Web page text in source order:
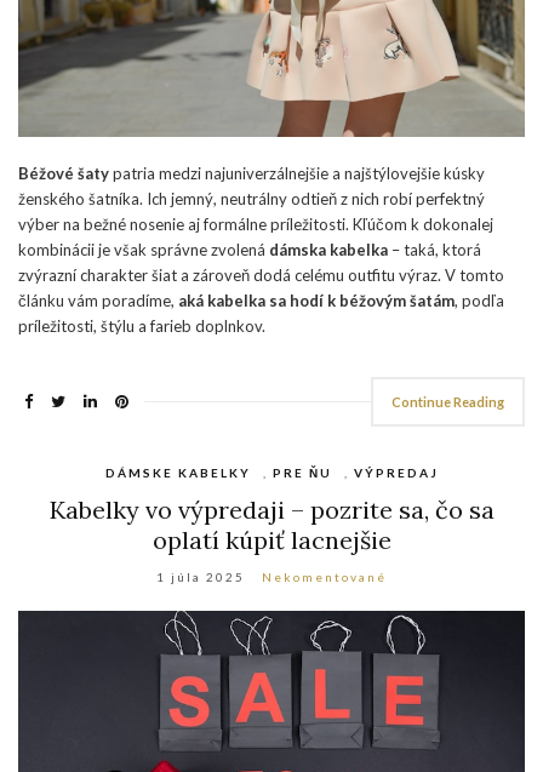
Béžové šatypatria medzi najuniverzálnejšie a najštýlovejšie kúsky
ženského šatníka. Ich jemný, neutrálny odtieň z nich robí perfektný
výber na bežné nosenie aj formálne príležitosti. Kľúčom k dokonalej
kombinácii je však správne zvolená dámska kabelka – taká, ktorá
zvýrazní charakter šiat a zároveň dodá celému outfitu výraz. V tomto
článku vám poradíme, aká kabelka sa hodí k béžovým šatám, podľa
príležitosti, štýlu a farieb doplnkov.
Continue Reading
DÁMSKE KABELKY PRE ŇU VÝPREDAJ
Kabelky vo výpredaji – pozrite sa, čo sa
oplatí kúpiť lacnejšie
1 júla 2025 Nekomentované